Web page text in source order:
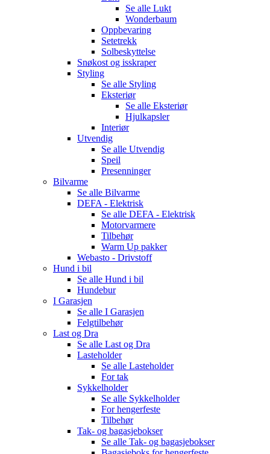
Se alle Lukt
Wonderbaum
Oppbevaring
Setetrekk
Solbeskyttelse
Snøkost og isskraper
Styling
Se alle Styling
Eksteriør
Se alle Eksteriør
Hjulkapsler
Interiør
Utvendig
Se alle Utvendig
Speil
Presenninger
Bilvarme
Se alle Bilvarme
DEFA - Elektrisk
Se alle DEFA - Elektrisk
Motorvarmere
Tilbehør
Warm Up pakker
Webasto - Drivstoff
Hund i bil
Se alle Hund i bil
Hundebur
I Garasjen
Se alle I Garasjen
Felgtilbehør
Last og Dra
Se alle Last og Dra
Lasteholder
Se alle Lasteholder
For tak
Sykkelholder
Se alle Sykkelholder
For hengerfeste
Tilbehør
Tak- og bagasjebokser
Se alle Tak- og bagasjebokser